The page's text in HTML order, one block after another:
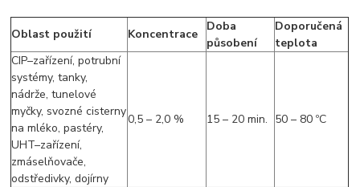
Oblast použití Koncentrace
Doba
působení
Doporučená
teplota
CIP–zařízení, potrubní
systémy, tanky,
nádrže, tunelové
myčky, svozné cisterny
na mléko, pastéry,
UHT–zařízení,
zmáselňovače,
odstředivky, dojírny
0,5 – 2,0 % 15 – 20 min. 50 – 80 ºC